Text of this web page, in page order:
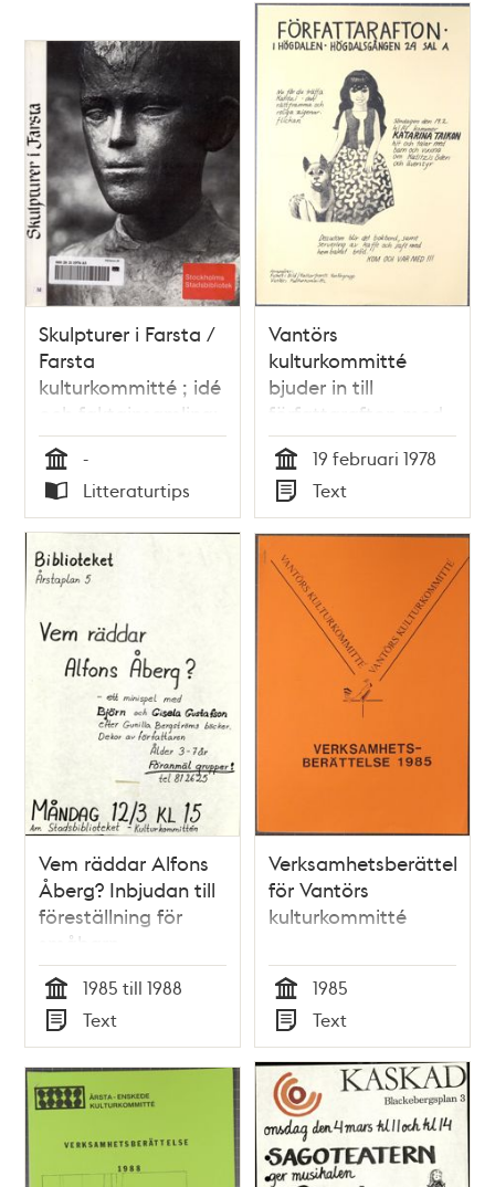
Skulpturer i Farsta /
Farsta
kulturkommitté ; idé
och faktainsamling:
Stina Eriksson
Tid
-
Typ
Litteraturtips
Vantörs
kulturkommitté
bjuder in till
författarafton med
författaren Katarina
Taikon
Tid
19 februari 1978
Typ
Text
Vem räddar Alfons
Åberg? Inbjudan till
föreställning för
småbarn
Tid
1985 till 1988
Typ
Text
Verksamhetsberättelse
för Vantörs
kulturkommitté
Tid
1985
Typ
Text